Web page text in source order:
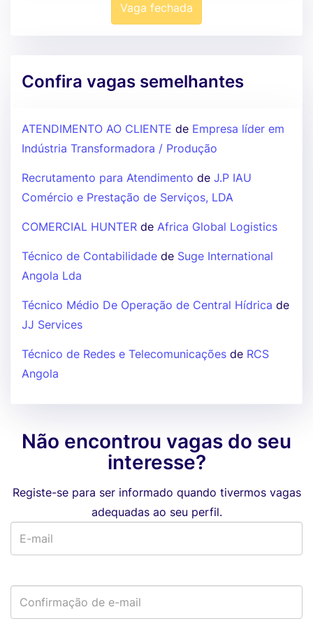
Vaga fechada
Confira vagas semelhantes
ATENDIMENTO AO CLIENTE de Empresa líder em
Indústria Transformadora / Produção
Recrutamento para Atendimento de J.P IAU
Comércio e Prestação de Serviços, LDA
COMERCIAL HUNTER de Africa Global Logistics
Técnico de Contabilidade de Suge International
Angola Lda
Técnico Médio De Operação de Central Hídrica de
JJ Services
Técnico de Redes e Telecomunicações de RCS
Angola
Não encontrou vagas do seu
interesse?
Registe-se para ser informado quando tivermos vagas
adequadas ao seu perfil.